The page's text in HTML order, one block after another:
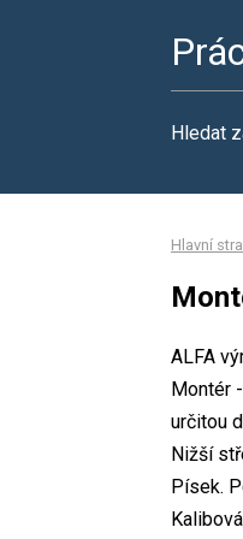
Hledat
Hlavní
ALFA
Montér
určitou
Nižší
Písek.